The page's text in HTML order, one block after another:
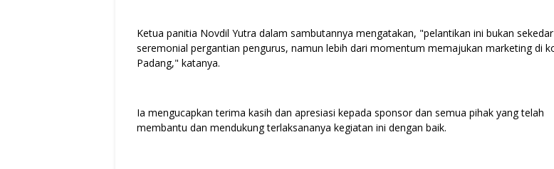
Ketua panitia Novdil Yutra dalam sambutannya mengatakan, "pelantikan ini bukan sekedar
seremonial pergantian pengurus, namun lebih dari momentum memajukan marketing di
Padang," katanya.
Ia mengucapkan terima kasih dan apresiasi kepada sponsor dan semua pihak yang telah
membantu dan mendukung terlaksananya kegiatan ini dengan baik.